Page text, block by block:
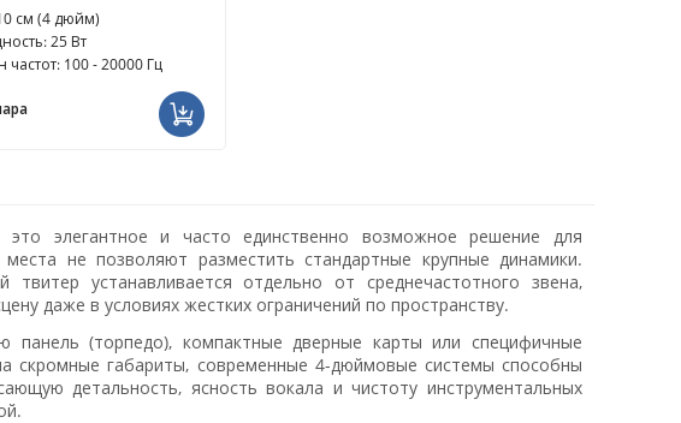
см (4 дюйм)
25 Вт
частот: 100 - 20000 Гц
элегантное и часто единственно возможное решение для
не позволяют разместить стандартные крупные динамики.
твитер устанавливается отдельно от среднечастотного звена,
даже в условиях жестких ограничений по пространству.
панель (торпедо), компактные дверные карты или специфичные
скромные габариты, современные 4-дюймовые системы способны
детальность, ясность вокала и чистоту инструментальных